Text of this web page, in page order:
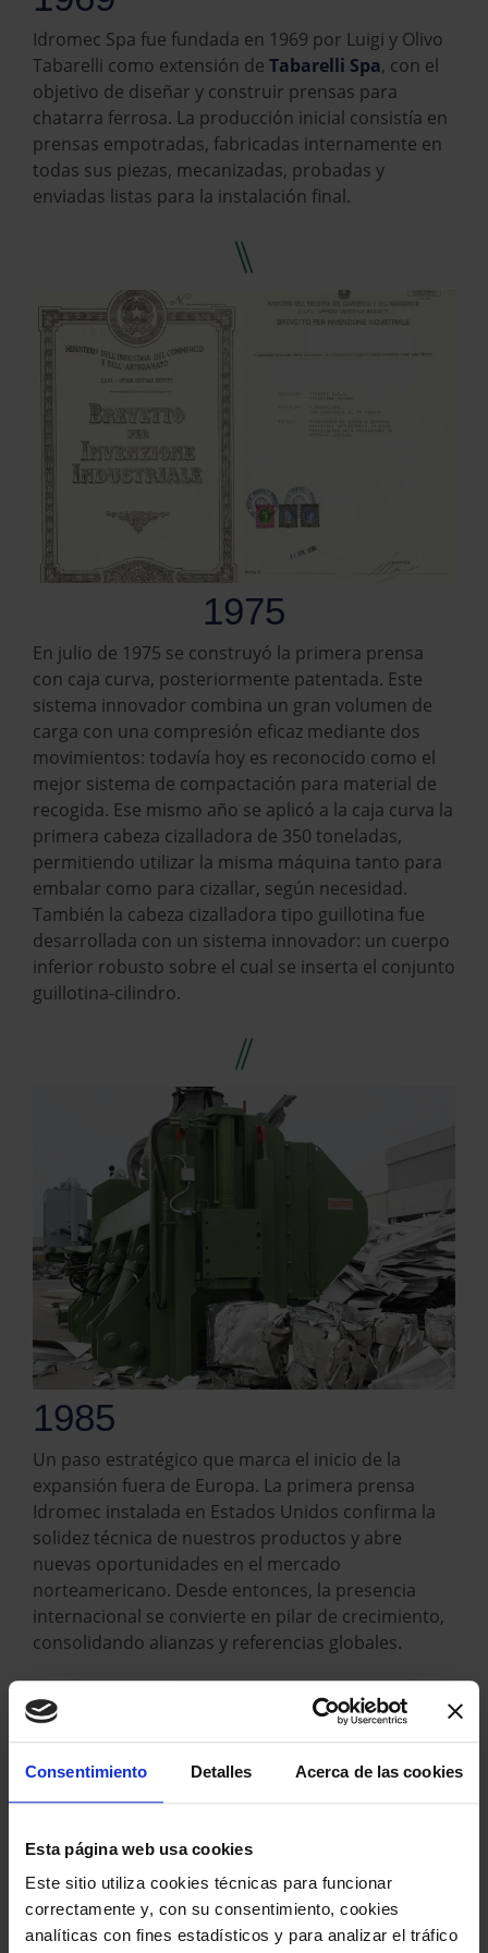
Consentimiento Detalles Acerca de las cookies
Esta página web usa cookies
Este sitio utiliza cookies técnicas para funcionar
correctamente y, con su consentimiento, cookies
analíticas con fines estadísticos y para analizar el tráfico
Idromec Spa fue fundada en 1969 por Luigi y Olivo
Tabarelli como extensión de Tabarelli Spa, con el
objetivo de diseñar y construir prensas para
chatarra ferrosa. La producción inicial consistía en
prensas empotradas, fabricadas internamente en
todas sus piezas, mecanizadas, probadas y
enviadas listas para la instalación final.
1975
En julio de 1975 se construyó la primera prensa
con caja curva, posteriormente patentada. Este
sistema innovador combina un gran volumen de
carga con una compresión eficaz mediante dos
movimientos: todavía hoy es reconocido como el
mejor sistema de compactación para material de
recogida. Ese mismo año se aplicó a la caja curva la
primera cabeza cizalladora de 350 toneladas,
permitiendo utilizar la misma máquina tanto para
embalar como para cizallar, según necesidad.
También la cabeza cizalladora tipo guillotina fue
desarrollada con un sistema innovador: un cuerpo
inferior robusto sobre el cual se inserta el conjunto
guillotina-cilindro.
1985
Un paso estratégico que marca el inicio de la
expansión fuera de Europa. La primera prensa
Idromec instalada en Estados Unidos confirma la
solidez técnica de nuestros productos y abre
nuevas oportunidades en el mercado
norteamericano. Desde entonces, la presencia
internacional se convierte en pilar de crecimiento,
consolidando alianzas y referencias globales.